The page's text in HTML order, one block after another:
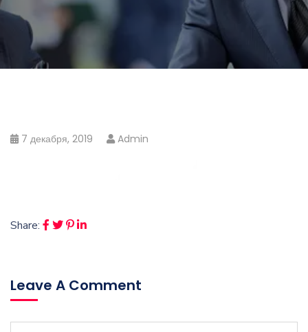
7 декабря, 2019 Admin
Share:
Leave A Comment